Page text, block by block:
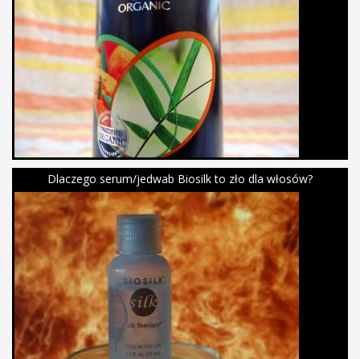
Dlaczego serum/jedwab Biosilk to zło dla włosów?